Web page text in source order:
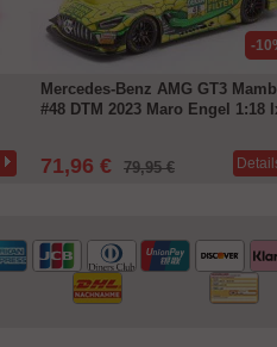
-
Mercedes-Benz AMG GT3
#48 DTM 2023 Maro Engel 1:18
71,96 € 79,95 €